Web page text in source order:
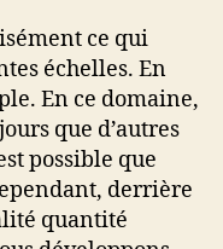
ce qui
échelles. En
En ce domaine,
que d’autres
possible que
derrière
quantité